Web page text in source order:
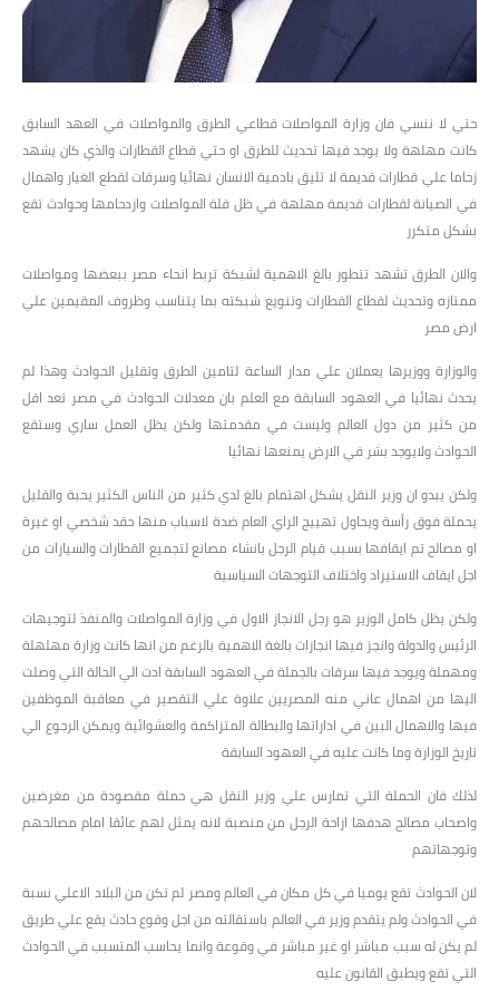
حتي لا ننسي فان وزارة المواصلات قطاعي الطرق والمواصلات في العهد السابق
كانت مهلهة ولا يوجد فيها تحديث للطرق او حتي قطاع القطارات والذي كان يشهد
زحاما علي قطارات قديمة لا تليق بادمية الانسان نهائيا وسرقات لقطع الغيار واهمال
في الصيانة لقطارات قديمة مهلهة في ظل قلة المواصلات وازدحامها وحوادث تقع
بشكل متكرر
والان الطرق تشهد تتطور بالغ الاهمية لشبكة تربط انحاء مصر ببعضها ومواصلات
ممتازه وتحديث لقطاع القطارات وتنويع شبكته بما يتناسب وظروف المقيمين علي
ارض مصر
والوزارة ووزيرها يعملان علي مدار الساعة لتامين الطرق وتقليل الحوادث وهذا لم
يحدث نهائيا في العهود السابقة مع العلم بان معدلات الحوادث في مصر تعد اقل
من كثير من دول العالم وليست في مقدمتها ولكن يظل العمل ساري وستقع
الحوادث ولايوجد بشر في الارض يمنعها نهائيا
ولكن يبدو ان وزير النقل يشكل اهتمام بالغ لدي كثير من الناس الكثير يحبة والقليل
يحملة فوق رأسة ويحاول تهييج الراي العام ضدة لاسباب منها حقد شخصي او غيرة
او مصالح تم ايقافها بسبب قيام الرجل بانشاء مصانع لتجميع القطارات والسيارات من
اجل ايقاف الاستيراد واختلاف التوجهات السياسية
ولكن يظل كامل الوزير هو رجل الانجاز الاول في وزارة المواصلات والمنفذ لتوجيهات
الرئيس والدولة وانجز فيها انجازات بالغة الاهمية بالرغم من انها كانت وزارة مهلهلة
ومهملة ويوجد فيها سرقات بالجملة في العهود السابقة ادت الي الحالة التي وصلت
اليها من اهمال عاني منه المصريين علاوة علي التقصير في معاقبة الموظفين
فيها والاهمال البين في اداراتها والبطالة المتزاكمة والعشوائية ويمكن الرجوع الي
تاريخ الوزارة وما كانت عليه في العهود السابقة
لذلك فان الحملة التي تمارس علي وزير النقل هي حملة مقصودة من مغرضين
واصحاب مصالح هدفها ازاحة الرجل من منصبة لانه يمثل لهم عائقا امام مصالحهم
وتوجهاتهم
لان الحوادث تقع يوميا في كل مكان في العالم ومصر لم تكن من البلاد الاعلي نسبة
في الحوادث ولم يتقدم وزير في العالم باستقالته من اجل وقوع حادث يقع علي طريق
لم يكن له سبب مباشر او غير مباشر في وقوعة وانما يحاسب المتسبب في الحوادث
التي تقع ويطبق القانون عليه